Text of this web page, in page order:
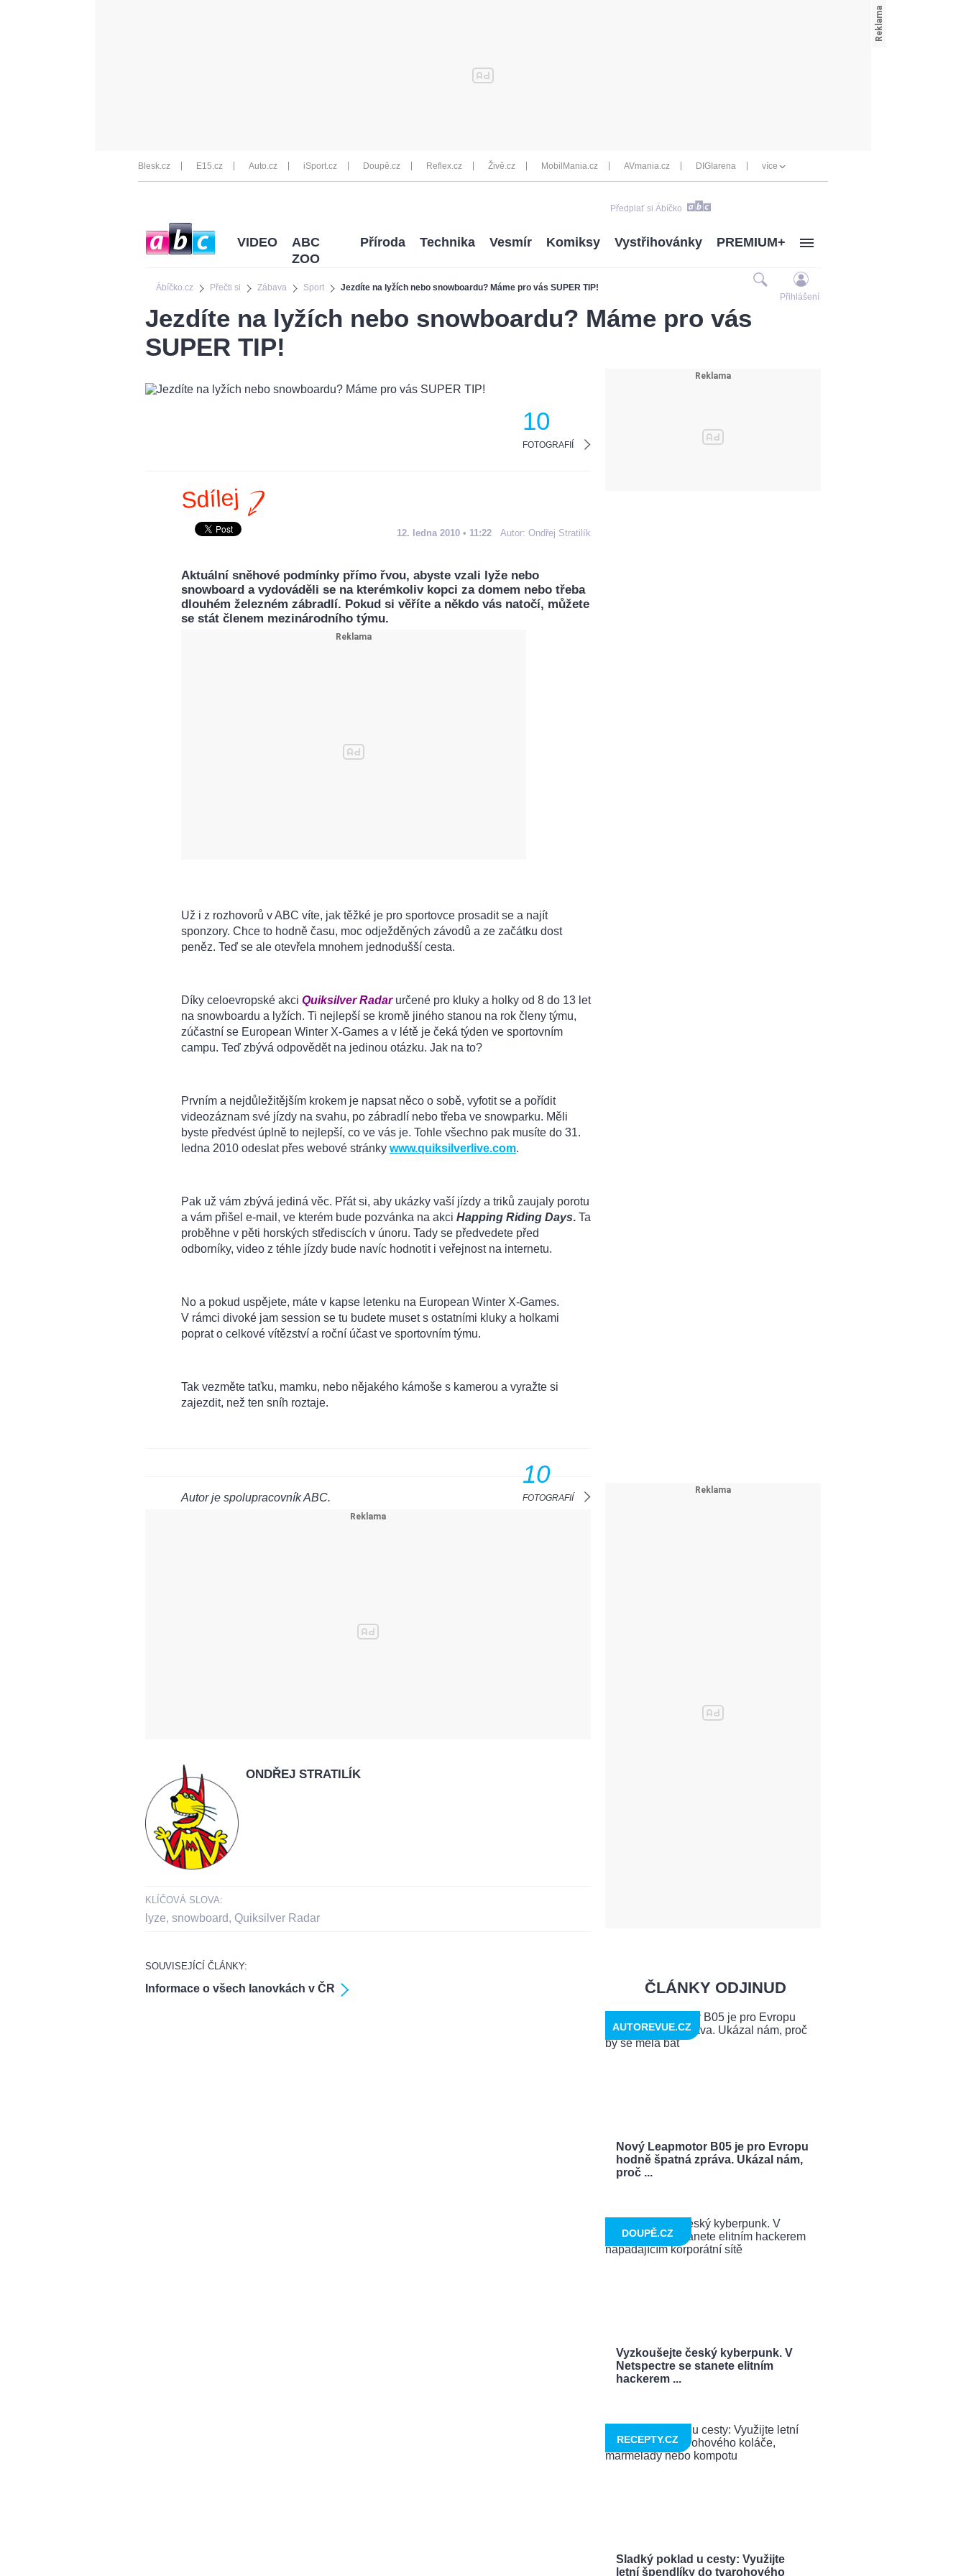
Blesk.cz E15.cz Auto.cz iSport.cz Doupě.cz Reflex.cz Živě.cz MobilMania.cz AVmania.cz DIGIarena více
Předplať si Ábíčko
Ábíčko.cz Přečti si Zábava Sport Jezdíte na lyžích nebo snowboardu? Máme pro vás SUPER TIP!
VIDEO
ABC
ZOO
Příroda Technika Vesmír Komiksy Vystřihovánky PREMIUM+
Přihlášení
Jezdíte na lyžích nebo snowboardu? Máme pro vás
SUPER TIP!
10
FOTOGRAFIÍ
Sdílej
12. ledna 2010 • 11:22 Autor: Ondřej Stratilík
Aktuální sněhové podmínky přímo řvou, abyste vzali lyže nebo
snowboard a vydováděli se na kterémkoliv kopci za domem nebo třeba
dlouhém železném zábradlí. Pokud si věříte a někdo vás natočí, můžete
se stát členem mezinárodního týmu.
Už i z rozhovorů v ABC víte, jak těžké je pro sportovce prosadit se a najít
sponzory. Chce to hodně času, moc odježděných závodů a ze začátku dost
peněz. Teď se ale otevřela mnohem jednodušší cesta.
Díky celoevropské akci Quiksilver Radar určené pro kluky a holky od 8 do 13 let
na snowboardu a lyžích. Ti nejlepší se kromě jiného stanou na rok členy týmu,
zúčastní se European Winter X-Games a v létě je čeká týden ve sportovním
campu. Teď zbývá odpovědět na jedinou otázku. Jak na to?
Prvním a nejdůležitějším krokem je napsat něco o sobě, vyfotit se a pořídit
videozáznam své jízdy na svahu, po zábradlí nebo třeba ve snowparku. Měli
byste předvést úplně to nejlepší, co ve vás je. Tohle všechno pak musíte do 31.
ledna 2010 odeslat přes webové stránky www.quiksilverlive.com.
Pak už vám zbývá jediná věc. Přát si, aby ukázky vaší jízdy a triků zaujaly porotu
a vám přišel e-mail, ve kterém bude pozvánka na akci Happing Riding Days. Ta
proběhne v pěti horských střediscích v únoru. Tady se předvedete před
odborníky, video z téhle jízdy bude navíc hodnotit i veřejnost na internetu.
No a pokud uspějete, máte v kapse letenku na European Winter X-Games.
V rámci divoké jam session se tu budete muset s ostatními kluky a holkami
poprat o celkové vítězství a roční účast ve sportovním týmu.
Tak vezměte taťku, mamku, nebo nějakého kámoše s kamerou a vyražte si
zajezdit, než ten sníh roztaje.
10
FOTOGRAFIÍ
Autor je spolupracovník ABC.
ONDŘEJ STRATILÍK
KLÍČOVÁ SLOVA:
lyze, snowboard, Quiksilver Radar
SOUVISEJÍCÍ ČLÁNKY:
Informace o všech lanovkách v ČR ČLÁNKY ODJINUD
Nový Leapmotor B05 je pro Evropu
hodně špatná zpráva. Ukázal nám,
proč ...
AUTOREVUE.CZ
Vyzkoušejte český kyberpunk. V
Netspectre se stanete elitním
hackerem ...
DOUPĚ.CZ
Sladký poklad u cesty: Využijte
letní špendlíky do tvarohového
RECEPTY.CZ